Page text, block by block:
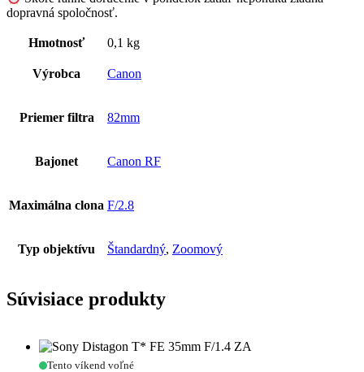
dopravná spoločnosť.
Hmotnosť 0,1 kg
Výrobca Canon
Priemer filtra 82mm
Bajonet Canon RF
Maximálna clona F/2.8
Typ objektívu Štandardný, Zoomový
Súvisiace produkty
Sony
Tento víkend voľné